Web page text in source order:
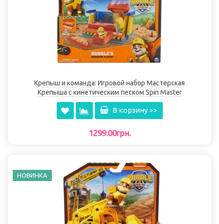
Крепыш и команда: Игровой набор Мастерская
Крепыша с кинетическим песком Spin Master
В корзину >>
1299.00грн.
НОВИНКА